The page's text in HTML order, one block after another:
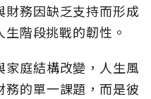
務因缺乏支持而形成
階段挑戰的韌性。
庭結構改變，人生風
的單一課題，而是彼